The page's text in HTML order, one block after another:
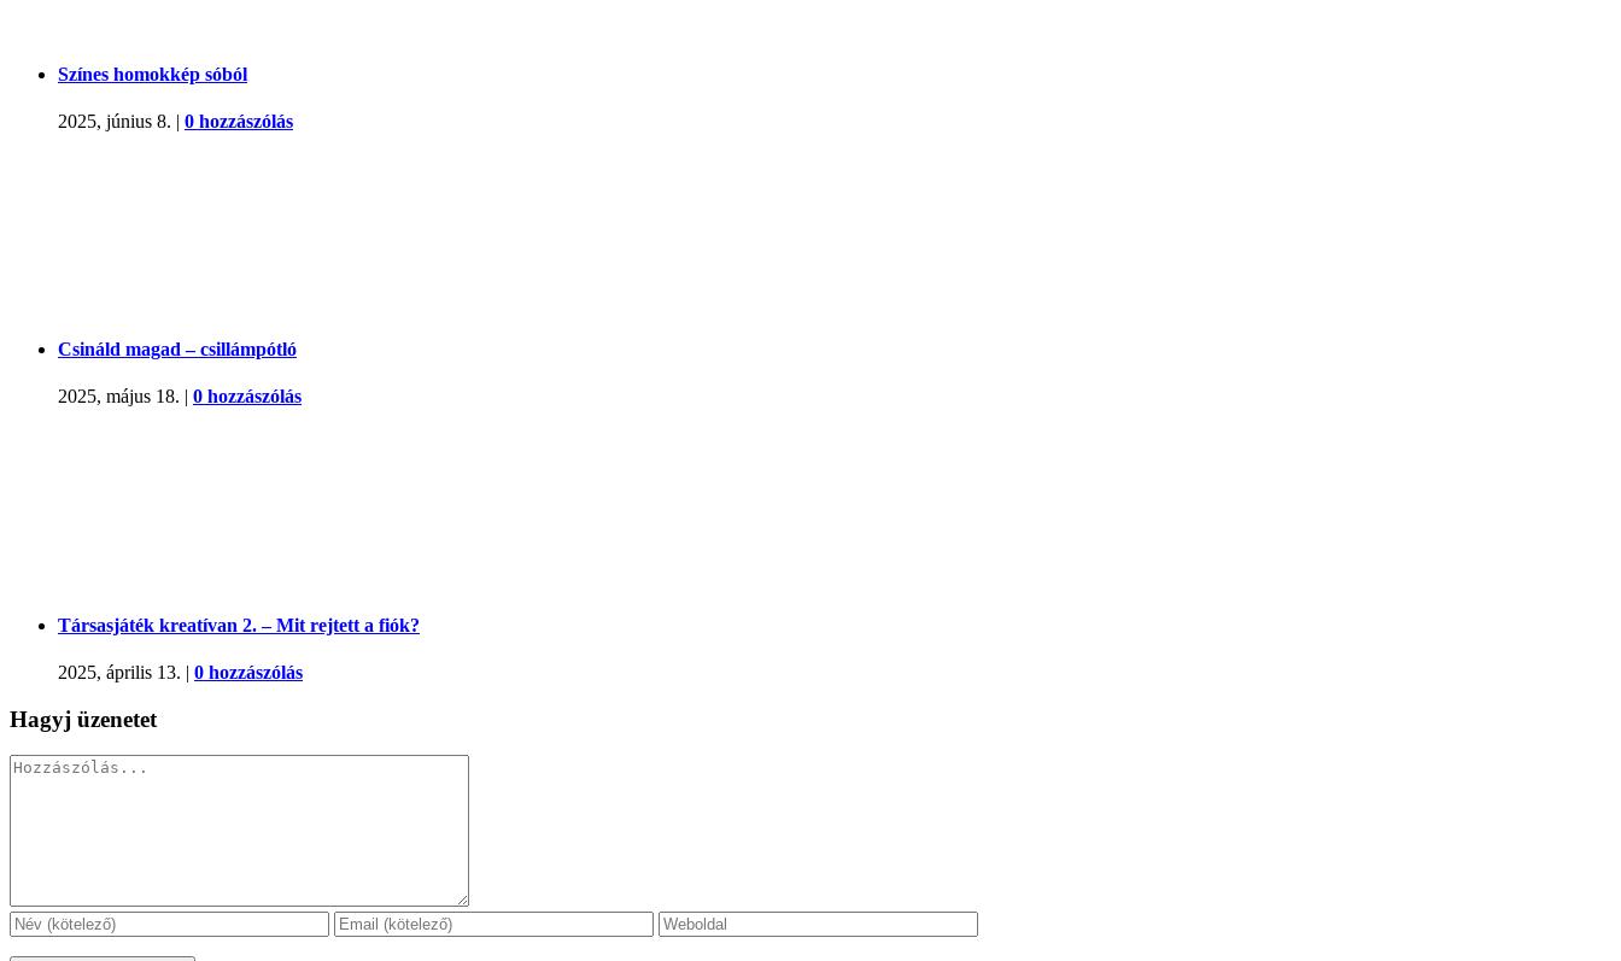
Színes homokkép sóból
2025, június 8. | 0 hozzászólás
Csináld magad – csillámpótló
2025, május 18. | 0 hozzászólás
Társasjáték kreatívan 2. – Mit rejtett a fiók?
2025, április 13. | 0 hozzászólás
Hagyj üzenetet
Hozzászólás